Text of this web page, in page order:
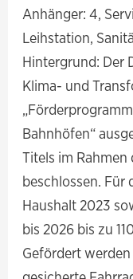
Anhänger: 4,
Leihstation,
Hintergrund: Der
Klima- und
Bahnhöfen“
Titels im
beschlossen. Für
Haushalt 2023
bis 2026 bis zu
Gefördert